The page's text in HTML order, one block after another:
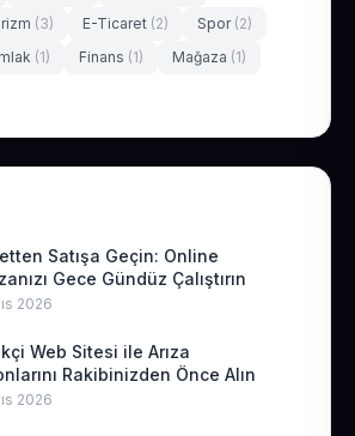
(3) E-Ticaret (2) Spor (2)
(1) Finans (1) Mağaza (1)
Satışa Geçin: Online
Gece Gündüz Çalıştırın
2026
Web Sitesi ile Arıza
Rakibinizden Önce Alın
2026